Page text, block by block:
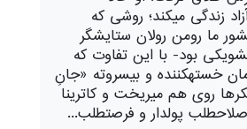
زند‌گی می‏کند‌؛ روشی که
ما رومن رولان ستایشگر
بود‌- با این تفاوت که
خسته‏کنند‌ه و بی‏سروته «جانِ
روی هم می‏ریخت و کاترینا
پولد‌ار و فرصت‏طلب...